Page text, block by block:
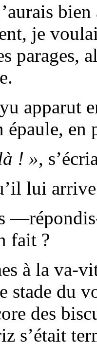
je
parages,
apparut
en
! »,
lui
fait ?
à la va-
stade du
des
s’était